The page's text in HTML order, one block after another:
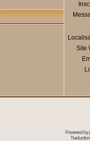
Site
Powered by